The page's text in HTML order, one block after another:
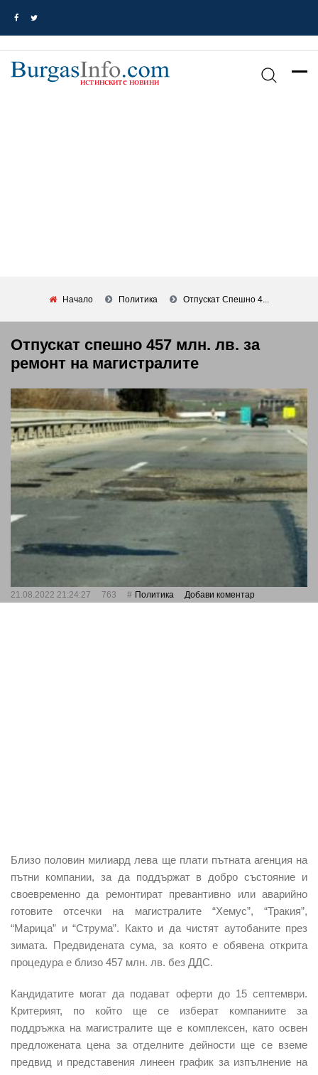
Начало Политика Отпускат Спешно 4...
Отпускат спешно 457 млн. лв. за
ремонт на магистралите
21.08.2022 21:24:27 763 Политика Добави коментар
Близо половин милиард лева ще плати пътната агенция на
пътни компании, за да поддържат в добро състояние и
своевременно да ремонтират превантивно или аварийно
готовите отсечки на магистралите “Хемус”, “Тракия”,
“Марица” и “Струма”. Както и да чистят аутобаните през
зимата. Предвидената сума, за която е обявена открита
процедура е близо 457 млн. лв. без ДДС.
Кандидатите могат да подават оферти до 15 септември.
Критерият, по който ще се изберат компаниите за
поддръжка на магистралите ще е комплексен, като освен
предложената цена за отделните дейности ще се вземе
предвид и представения линеен график за изпълнение на